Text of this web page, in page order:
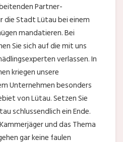
Partner-
die Stadt Lütau bei einem
mandatieren. Bei
Sie sich auf die mit uns
verlassen. In
kriegen unsere
Unternehmen besonders
von Lütau. Setzen Sie
schlussendlich ein Ende.
und das Thema
gar keine faulen